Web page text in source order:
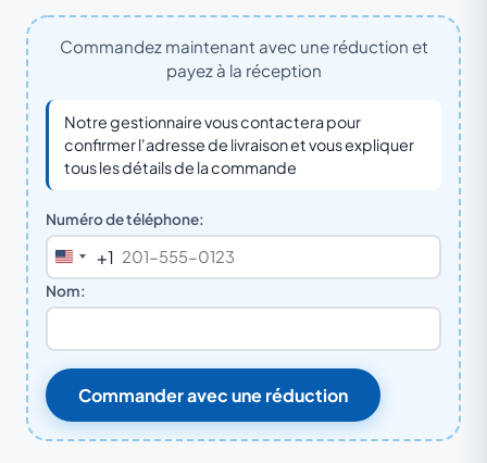
Commandez maintenant avec une réduction et
payez à la réception
Notre gestionnaire vous contactera pour
confirmer l'adresse de livraison et vous expliquer
tous les détails de la commande
Numéro de téléphone:
United
States
+1
Nom:
Commander avec une réduction